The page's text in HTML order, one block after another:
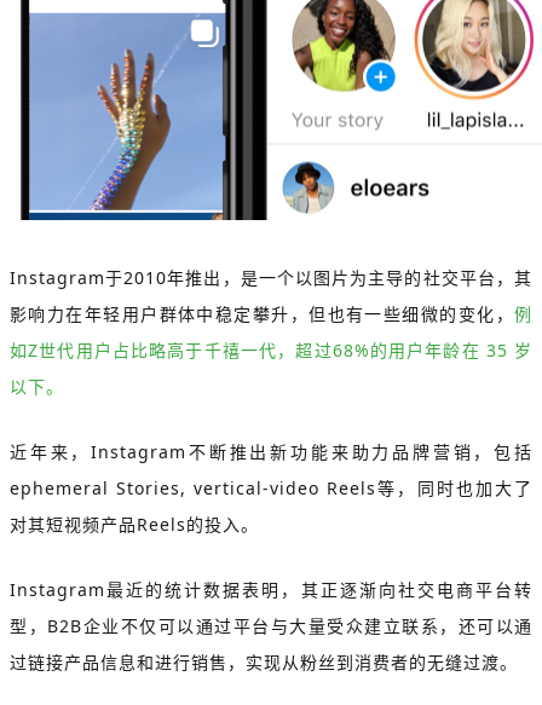
Instagram于2010年推出，是一个以图片为主导的社交平台，其
影响力在年轻用户群体中稳定攀升，但也有一些细微的变化， 例
如Z世代用户占比略高于千禧一代，超过68%的用户年龄在 35 岁
以下。
近年来，Instagram不断推出新功能来助力品牌营销，包括
ephemeral Stories, vertical-video Reels等，同时也加大了
对其短视频产品Reels的投入。
Instagram最近的统计数据表明，其正逐渐向社交电商平台转
型，B2B企业不仅可以通过平台与大量受众建立联系，还可以通
过链接产品信息和进行销售，实现从粉丝到消费者的无缝过渡。